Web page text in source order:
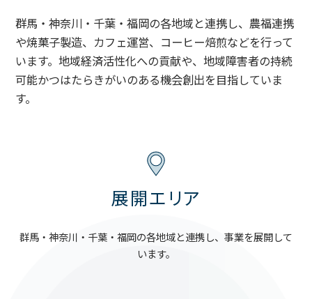
群馬・神奈川・千葉・福岡の各地域と連携し、農福連携
や焼菓子製造、カフェ運営、コーヒー焙煎などを行って
います。地域経済活性化への貢献や、地域障害者の持続
可能かつはたらきがいのある機会創出を目指していま
す。
展開エリア
群馬・神奈川・千葉・福岡の各地域と連携し、事業を展開して
います。